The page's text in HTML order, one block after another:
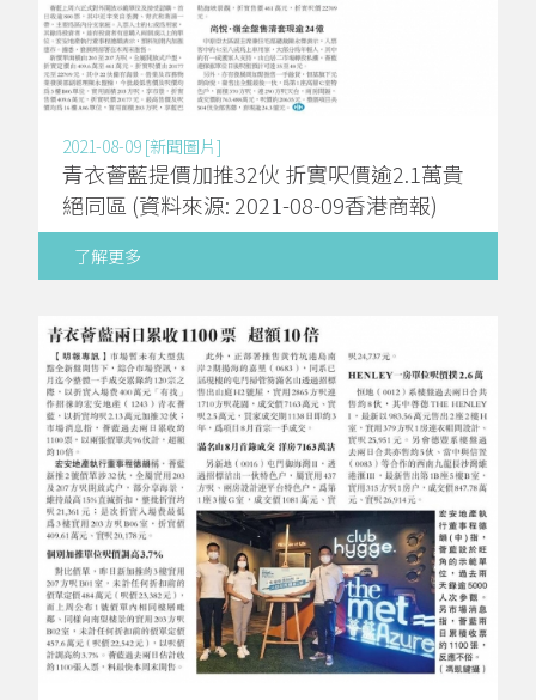
2021-08-09 [新聞圖片]
青衣薈藍提價加推32伙 折實呎價逾2.1萬貴
絕同區 (資料來源: 2021-08-09香港商報)
了解更多